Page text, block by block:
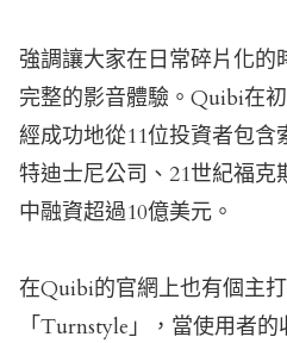
強調讓大家在日常碎片化的
完整的影音體驗。Quibi在
經成功地從11位投資者包
特迪士尼公司、21世紀福克
中融資超過10億美元。
在Quibi的官網上也有個主
「Turnstyle」，當使用者